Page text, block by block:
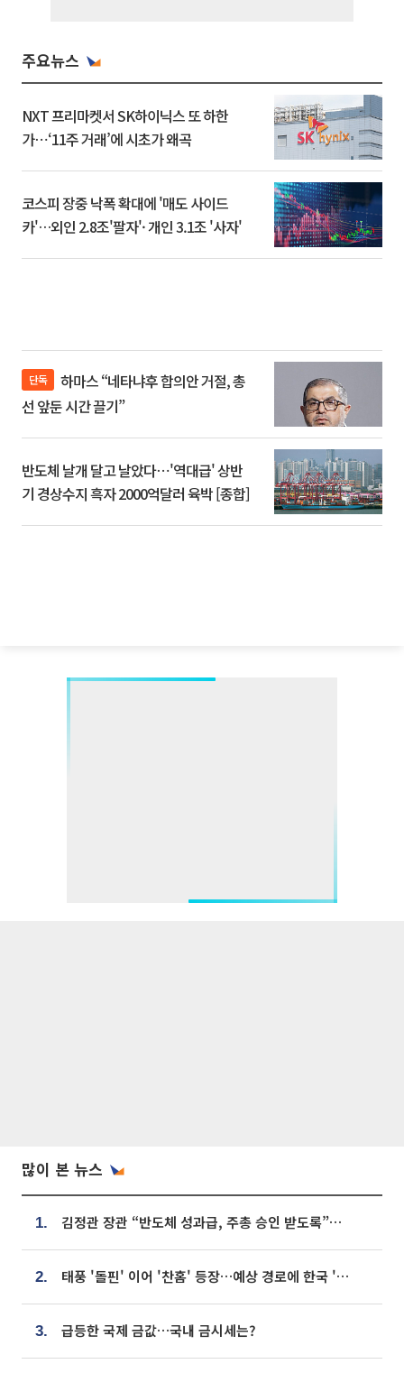
주요뉴스
NXT 프리마켓서 SK하이닉스 또 하한
가⋯‘11주 거래’에 시초가 왜곡
코스피 장중 낙폭 확대에 '매도 사이드
카'…외인 2.8조'팔자'· 개인 3.1조 '사자'
단독
선 앞둔 시간 끌기”
반도체 날개 달고 날았다⋯'역대급' 상반
기 경상수지 흑자 2000억달러 육박 [종합]
많이 본 뉴스
1. 김정관 장관 “반도체 성과급, 주총 승인 받도록”…상법·자본시장법 개정 시사
2. 태풍 '돌핀' 이어 '찬홈' 등장…예상 경로에 한국 '한숨'
3. 급등한 국제 금값…국내 금시세는?